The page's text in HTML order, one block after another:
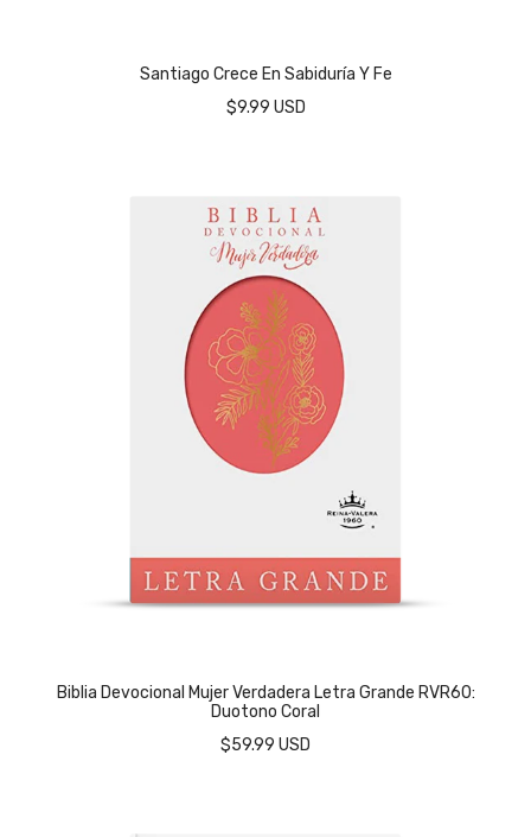
Santiago Crece En Sabiduría Y Fe
$9.99 USD
Biblia Devocional Mujer Verdadera Letra Grande RVR60:
Duotono Coral
$59.99 USD